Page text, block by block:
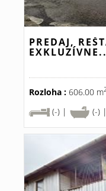
PREDAJ,
Rozloha : 606.00 m
(-) |
(-) |